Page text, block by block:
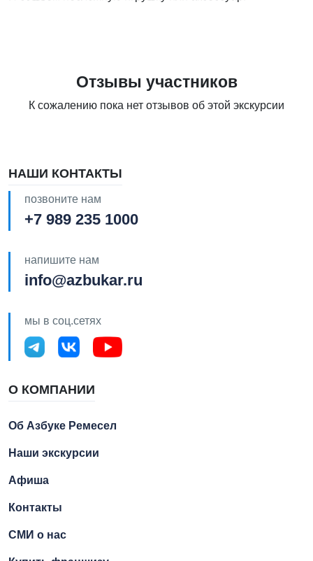
Отзывы участников
К сожалению пока нет отзывов об этой экскурсии
НАШИ КОНТАКТЫ
позвоните нам
+7 989 235 1000
напишите нам
info@azbukar.ru
мы в соц.сетях
О КОМПАНИИ
Об Азбуке Ремесел
Наши экскурсии
Афиша
Контакты
СМИ о нас